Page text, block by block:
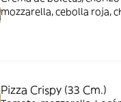
mozzarella, cebolla roja,
Pizza Crispy (33 Cm.)